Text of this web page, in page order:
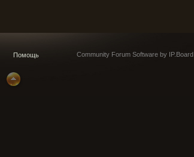
Помощь Community Forum Software by IP.Board